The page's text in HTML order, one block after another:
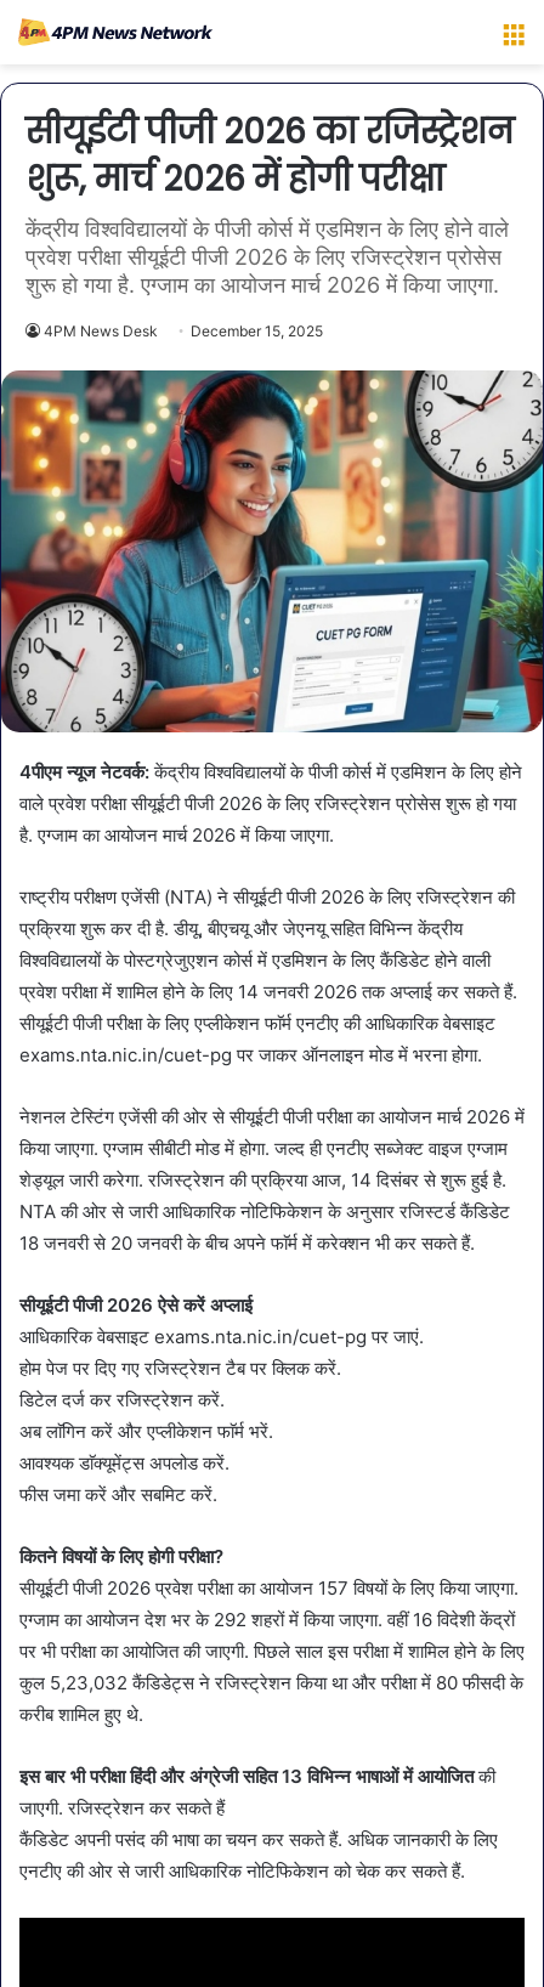
सीयूईटी पीजी 2026 का रजिस्ट्रेशन
शुरू, मार्च 2026 में होगी परीक्षा
केंद्रीय विश्वविद्यालयों के पीजी कोर्स में एडमिशन के लिए होने वाले
प्रवेश परीक्षा सीयूईटी पीजी 2026 के लिए रजिस्ट्रेशन प्रोसेस
शुरू हो गया है. एग्जाम का आयोजन मार्च 2026 में किया जाएगा.
4PM News Desk December 15, 2025
4पीएम न्यूज नेटवर्क:केंद्रीय विश्वविद्यालयों के पीजी कोर्स में एडमिशन के लिए होने
वाले प्रवेश परीक्षा सीयूईटी पीजी 2026 के लिए रजिस्ट्रेशन प्रोसेस शुरू हो गया
है. एग्जाम का आयोजन मार्च 2026 में किया जाएगा.
राष्ट्रीय परीक्षण एजेंसी (NTA) ने सीयूईटी पीजी 2026 के लिए रजिस्ट्रेशन की
प्रक्रिया शुरू कर दी है. डीयू, बीएचयू और जेएनयू सहित विभिन्न केंद्रीय
विश्वविद्यालयों के पोस्टग्रेजुएशन कोर्स में एडमिशन के लिए कैंडिडेट होने वाली
प्रवेश परीक्षा में शामिल होने के लिए 14 जनवरी 2026 तक अप्लाई कर सकते हैं.
सीयूईटी पीजी परीक्षा के लिए एप्लीकेशन फाॅर्म एनटीए की आधिकारिक वेबसाइट
exams.nta.nic.in/cuet-pg पर जाकर ऑनलाइन मोड में भरना होगा.
नेशनल टेस्टिंग एजेंसी की ओर से सीयूईटी पीजी परीक्षा का आयोजन मार्च 2026 में
किया जाएगा. एग्जाम सीबीटी मोड में होगा. जल्द ही एनटीए सब्जेक्ट वाइज एग्जाम
शेड्यूल जारी करेगा. रजिस्ट्रेशन की प्रक्रिया आज, 14 दिसंबर से शुरू हुई है.
NTA की ओर से जारी आधिकारिक नोटिफिकेशन के अनुसार रजिस्टर्ड कैंडिडेट
18 जनवरी से 20 जनवरी के बीच अपने फाॅर्म में करेक्शन भी कर सकते हैं.
सीयूईटी पीजी 2026 ऐसे करें अप्लाई
आधिकारिक वेबसाइट exams.nta.nic.in/cuet-pg पर जाएं.
होम पेज पर दिए गए रजिस्ट्रेशन टैब पर क्लिक करें.
डिटेल दर्ज कर रजिस्ट्रेशन करें.
अब लाॅगिन करें और एप्लीकेशन फाॅर्म भरें.
आवश्यक डाॅक्यूमेंट्स अपलोड करें.
फीस जमा करें और सबमिट करें.
कितने विषयों के लिए होगी परीक्षा?
सीयूईटी पीजी 2026 प्रवेश परीक्षा का आयोजन 157 विषयों के लिए किया जाएगा.
एग्जाम का आयोजन देश भर के 292 शहरों में किया जाएगा. वहीं 16 विदेशी केंद्रों
पर भी परीक्षा का आयोजित की जाएगी. पिछले साल इस परीक्षा में शामिल होने के लिए
कुल 5,23,032 कैंडिडेट्स ने रजिस्ट्रेशन किया था और परीक्षा में 80 फीसदी के
करीब शामिल हुए थे.
इस बार भी परीक्षा हिंदी और अंग्रेजी सहित 13 विभिन्न भाषाओं में आयोजितकी
जाएगी. रजिस्ट्रेशन कर सकते हैं
कैंडिडेट अपनी पसंद की भाषा का चयन कर सकते हैं. अधिक जानकारी के लिए
एनटीए की ओर से जारी आधिकारिक नोटिफिकेशन को चेक कर सकते हैं.